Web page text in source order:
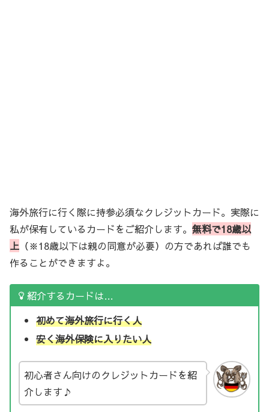
海外旅行に行く際に持参必須なクレジットカード。実際に
私が保有しているカードをご紹介します。 無料で18歳以
上 （※18歳以下は親の同意が必要）の方であれば誰でも
作ることができますよ。
紹介するカードは…
初めて海外旅行に行く人
安く海外保険に入りたい人
初心者さん向けのクレジットカードを紹
介します♪